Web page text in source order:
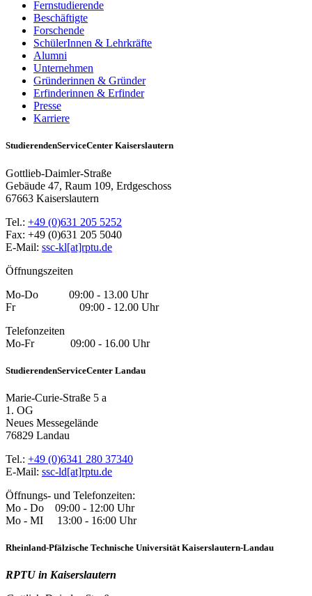
Fernstudierende
Beschäftigte
Forschende
SchülerInnen & Lehrkräfte
Alumni
Unternehmen
Gründerinnen & Gründer
Erfinderinnen & Erfinder
Presse
Karriere
StudierendenServiceCenter Kaiserslautern
Gottlieb-Daimler-Straße
Gebäude 47, Raum 109, Erdgeschoss
67663 Kaiserslautern
Tel.: +49 (0)631 205 5252
Fax: +49 (0)631 205 5040
E-Mail: ssc-kl[at]rptu.de
Öffnungszeiten
Mo-Do 09:00 - 13.00 Uhr
Fr 09:00 - 12.00 Uhr
Telefonzeiten
Mo-Fr 09:00 - 16.00 Uhr
StudierendenServiceCenter Landau
Marie-Curie-Straße 5 a
1. OG
Neues Messegelände
76829 Landau
Tel.: +49 (0)6341 280 37340
E-Mail: ssc-ld[at]rptu.de
Öffnungs- und Telefonzeiten:
Mo - Do 09:00 - 12:00 Uhr
Mo - MI 13:00 - 16:00 Uhr
Rheinland-Pfälzische Technische Universität Kaiserslautern-Landau
RPTU in Kaiserslautern